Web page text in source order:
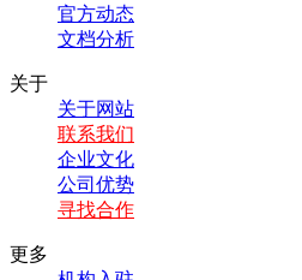
官方动态
文档分析
关于
关于网站
联系我们
企业文化
公司优势
寻找合作
更多